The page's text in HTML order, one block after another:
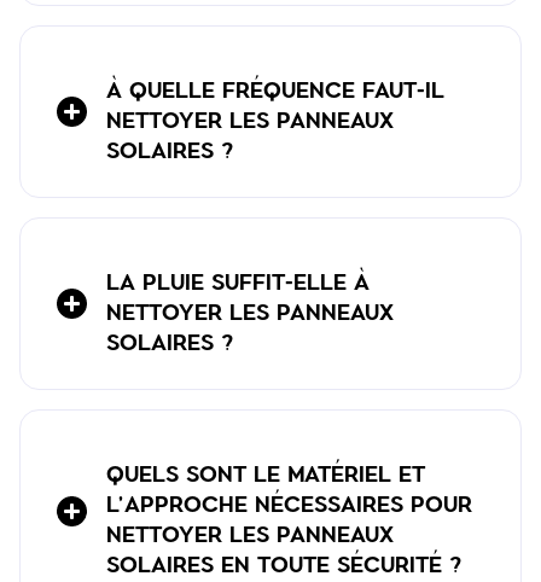
À QUELLE FRÉQUENCE FAUT-IL
NETTOYER LES PANNEAUX
SOLAIRES ?
LA PLUIE SUFFIT-ELLE À
NETTOYER LES PANNEAUX
SOLAIRES ?
QUELS SONT LE MATÉRIEL ET
L'APPROCHE NÉCESSAIRES POUR
NETTOYER LES PANNEAUX
SOLAIRES EN TOUTE SÉCURITÉ ?